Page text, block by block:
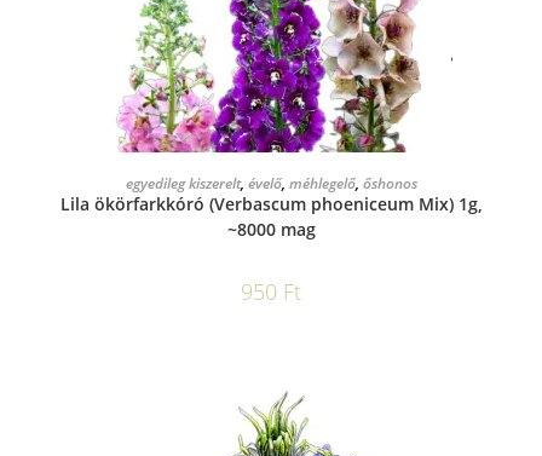
KOSÁRBA TESZEM
egyedileg kiszerelt, évelő, méhlegelő, őshonos
Lila ökörfarkkóró (Verbascum phoeniceum Mix) 1g,
~8000 mag
950 Ft